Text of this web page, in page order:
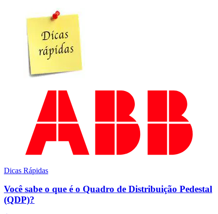
Dicas Rápidas
Você sabe o que é o Quadro de Distribuição Pedestal
(QDP)?